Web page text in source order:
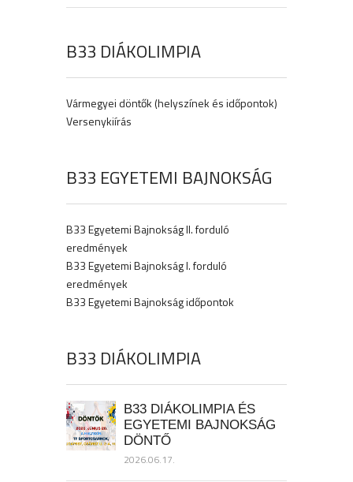
B33 DIÁKOLIMPIA
Vármegyei döntők (helyszínek és időpontok)
Versenykiírás
B33 EGYETEMI BAJNOKSÁG
B33 Egyetemi Bajnokság II. forduló
eredmények
B33 Egyetemi Bajnokság I. forduló
eredmények
B33 Egyetemi Bajnokság időpontok
B33 DIÁKOLIMPIA
B33 DIÁKOLIMPIA ÉS
EGYETEMI BAJNOKSÁG
DÖNTŐ
2026.06.17.